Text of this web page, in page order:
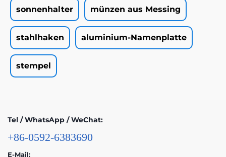
sonnenhalter münzen aus Messing
stahlhaken aluminium-Namenplatte
stempel
Tel / WhatsApp / WeChat:
+86-0592-6383690
E-Mail: